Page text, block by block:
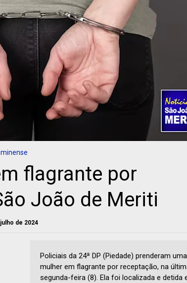
flagrante por
João de Meriti
de 2024
Policiais da 24ª DP (Piedade) prenderam uma
mulher em flagrante por receptação, na
segunda-feira (8). Ela foi localizada e detida